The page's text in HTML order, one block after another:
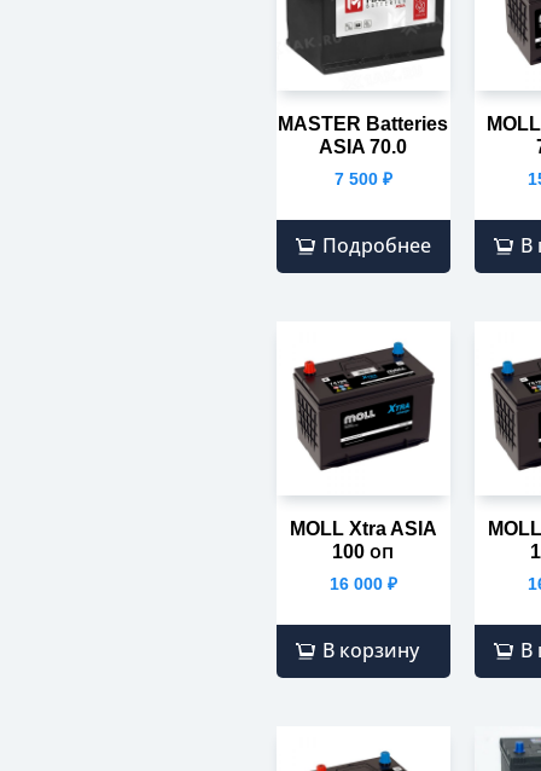
MASTER Batteries
ASIA 70.0
7 500 ₽
Подробнее В
MOLL Xtra ASIA
100 оп
16 000 ₽
В корзину В